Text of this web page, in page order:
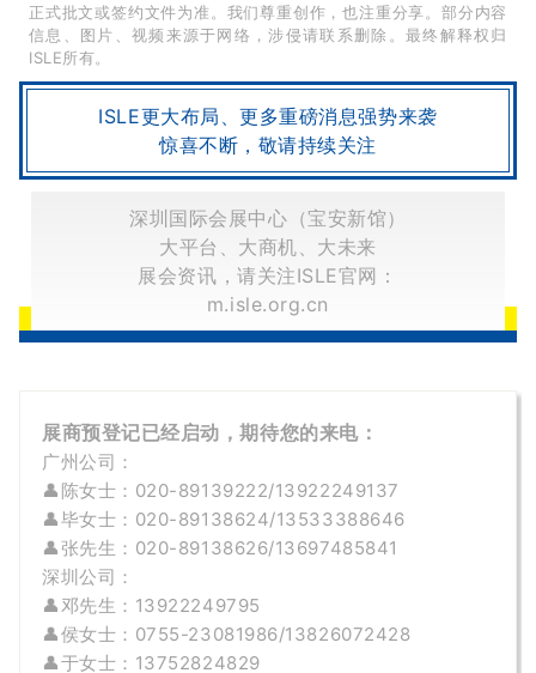
正式批文或签约文件为准。我们尊重创作，也注重分享。部分内容
信息、图片、视频来源于网络，涉侵请联系删除。最终解释权归
ISLE所有。
ISLE更大布局、更多重磅消息强势来袭
惊喜不断，敬请持续关注
深圳国际会展中心（宝安新馆）
大平台、大商机、大未来
展会资讯，请关注ISLE官网：
m.isle.org.cn
展商预登记已经启动，期待您的来电：
广州公司：
👤陈女士：020-89139222/13922249137
👤毕女士 ：020-89138624/13533388646
👤张先生：020-89138626/13697485841
深圳公司：
👤邓先生： 13922249795
👤侯女士 ： 0755-23081986/13826072428
👤于女士：13752824829